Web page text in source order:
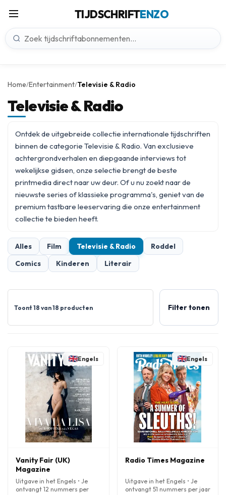
TIJDSCHRIFTENZO
Home/Entertainment/Televisie & Radio
Televisie & Radio
Ontdek de uitgebreide collectie internationale tijdschriften
binnen de categorie Televisie & Radio. Van exclusieve
achtergrondverhalen en diepgaande interviews tot
wekelijkse gidsen, onze selectie brengt de beste
printmedia direct naar uw deur. Of u nu zoekt naar de
nieuwste series of klassieke programma's, geniet van de
premium tastbare leeservaring die onze entertainment
collectie te bieden heeft.
Alles Film Televisie & Radio
Roddel
Comics
Kinderen Literair
Toont 18 van 18 producten Filter tonen
Engels
Vanity Fair (UK)
Magazine
Uitgave in het Engels • Je
ontvangt 12 nummers per
Engels
Radio Times Magazine
Uitgave in het Engels • Je
ontvangt 51 nummers per jaar